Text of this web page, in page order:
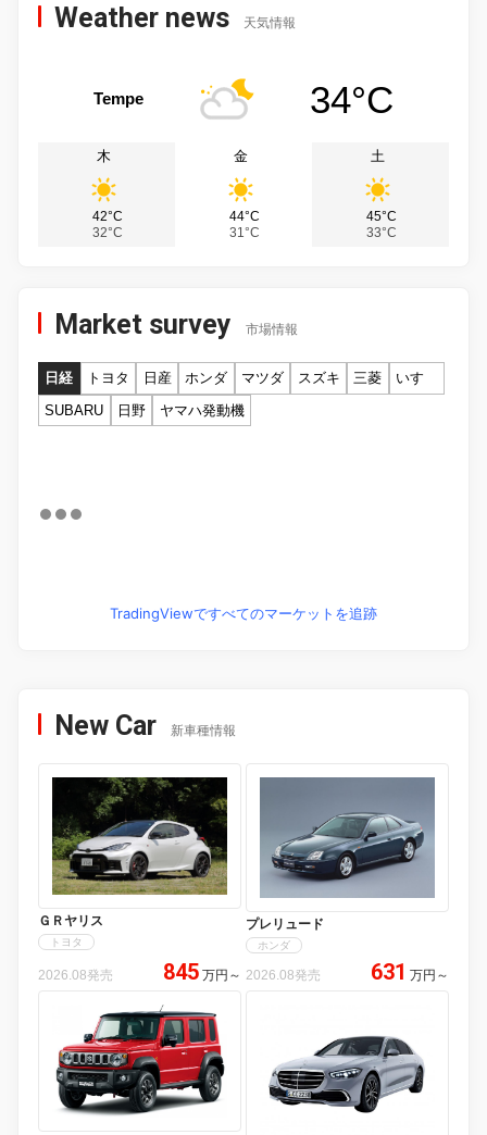
Weather news 天気情報
Tempe 34°C
木
42°C
32°C
金
44°C
31°C
土
45°C
33°C
Market survey 市場情報
日経 トヨタ 日産 ホンダ マツダ スズキ 三菱
いすゞ
SUBARU
日野 ヤマハ発動機
TradingViewですべてのマーケットを追跡
New Car 新車種情報
ＧＲヤリス
トヨタ
2026.08発売 845 万円 ～
プレリュード
ホンダ
2026.08発売 631 万円 ～